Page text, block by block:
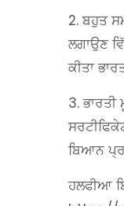
2. ਬਹੁਤ
ਲਗਾਉਣ
ਕੀਤਾ
3.
ਬਿਆਨ
ਹਲਫੀਆ